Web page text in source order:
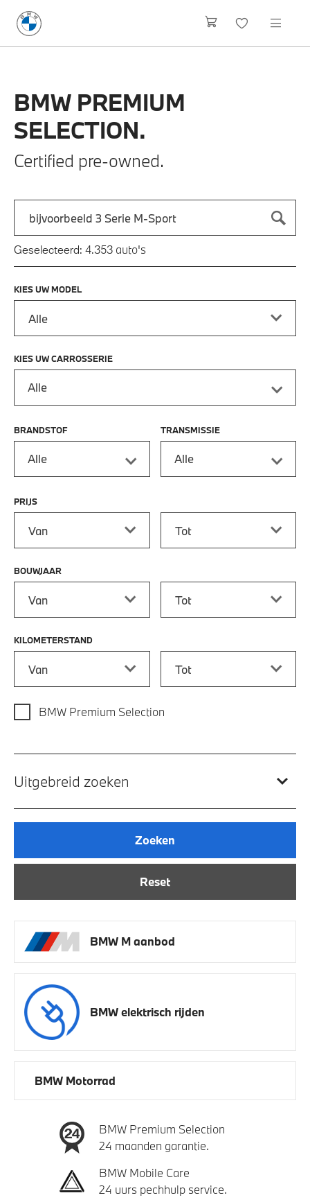
BMW PREMIUM
SELECTION.
Certified pre-owned.
Zoek naar een automodel, bijvoorbeeld 3 Serie M-Sport
Typ een automodel in en druk op enter om te zoeken
Geselecteerd: 4.353 auto's
KIES UW MODEL
KIES UW CARROSSERIE
Alle
BRANDSTOF
Alle
TRANSMISSIE
Alle
PRIJS
BOUWJAAR
KILOMETERSTAND
BMW Premium Selection
Uitgebreid zoeken
Reset
Zoeken
BMW M aanbod
BMW elektrisch rijden
BMW Motorrad
BMW Premium Selection
24 maanden garantie.
BMW Mobile Care
24 uurs pechhulp service.